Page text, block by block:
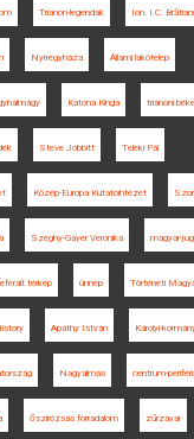
Trianon-legendák Ion. I.C.
Nyíregyháza Állami lakótelep
Katona Kinga trianoni
Steve Jobbitt Teleki Pál
Közép-Európa Kutatóintézet
Szeghy-Gayer Veronika magyar-
térkép ünnep Történeti
Apáthy István Károlyi-
Nagyalmás centrum-
őszirózsás forradalom zűrzavar